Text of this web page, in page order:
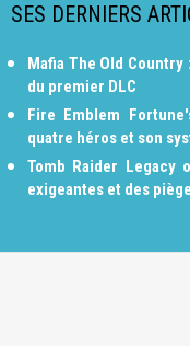
SES DERNIERS
Mafia The Old
du premier DLC
Fire Emblem
quatre héros et son
Tomb Raider Legacy
exigeantes et des